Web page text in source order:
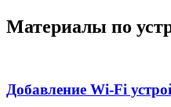
Материалы по
Добавление Wi-Fi